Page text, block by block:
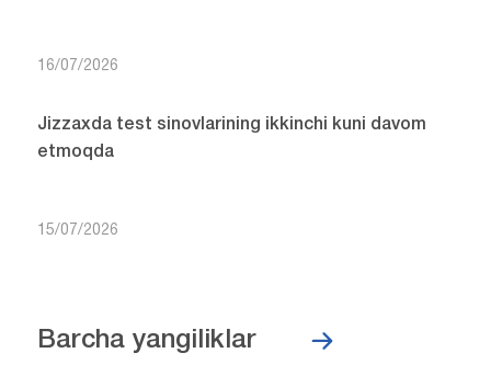
16/07/2026
Jizzaxda test sinovlarining ikkinchi kuni davom
etmoqda
15/07/2026
Barcha yangiliklar